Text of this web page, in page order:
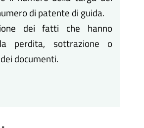
di patente di guida.
dei fatti che hanno
perdita, sottrazione o
documenti.